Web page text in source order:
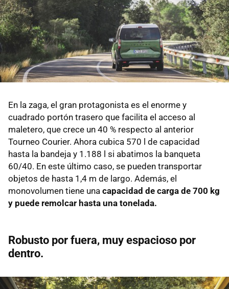
En la zaga, el gran protagonista es el enorme y
cuadrado portón trasero que facilita el acceso al
maletero, que crece un 40 % respecto al anterior
Tourneo Courier. Ahora cubica 570 l de capacidad
hasta la bandeja y 1.188 l si abatimos la banqueta
60/40. En este último caso, se pueden transportar
objetos de hasta 1,4 m de largo. Además, el
monovolumen tiene una capacidad de carga de 700 kg
y puede remolcar hasta una tonelada.
Robusto por fuera, muy espacioso por
dentro.